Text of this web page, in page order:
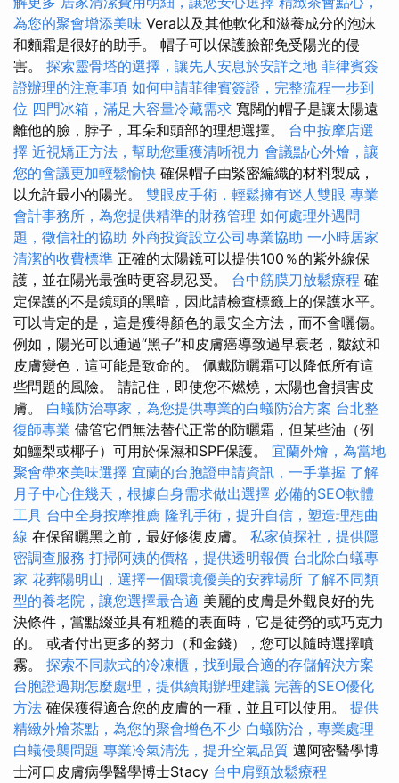
為您的聚會增添美味 Vera以及其他軟化和滋養成分的泡沫
和麵霜是很好的助手。 帽子可以保護臉部免受陽光的侵
害。 探索靈骨塔的選擇，讓先人安息於安詳之地 菲律賓簽
證辦理的注意事項 如何申請菲律賓簽證，完整流程一步到
位 四門冰箱，滿足大容量冷藏需求 寬闊的帽子是讓太陽遠
離他的臉，脖子，耳朵和頭部的理想選擇。 台中按摩店選
擇 近視矯正方法，幫助您重獲清晰視力 會議點心外燴，讓
您的會議更加輕鬆愉快 確保帽子由緊密編織的材料製成，
以允許最小的陽光。 雙眼皮手術，輕鬆擁有迷人雙眼 專業
會計事務所，為您提供精準的財務管理 如何處理外遇問
題，徵信社的協助 外商投資設立公司專業協助 一小時居家
清潔的收費標準 正確的太陽鏡可以提供100％的紫外線保
護，並在陽光最強時更容易忍受。 台中筋膜刀放鬆療程 確
定保護的不是鏡頭的黑暗，因此請檢查標籤上的保護水平。
可以肯定的是，這是獲得顏色的最安全方法，而不會曬傷。
例如，陽光可以通過“黑子”和皮膚癌導致過早衰老，皺紋和
皮膚變色，這可能是致命的。 佩戴防曬霜可以降低所有這
些問題的風險。 請記住，即使您不燃燒，太陽也會損害皮
膚。 白蟻防治專家，為您提供專業的白蟻防治方案 台北整
復師專業 儘管它們無法替代正常的防曬霜，但某些油（例
如鱷梨或椰子）可用於保濕和SPF保護。 宜蘭外燴，為當地
聚會帶來美味選擇 宜蘭的台胞證申請資訊，一手掌握 了解
月子中心住幾天，根據自身需求做出選擇 必備的SEO軟體
工具 台中全身按摩推薦 隆乳手術，提升自信，塑造理想曲
線 在保留曬黑之前，最好修復皮膚。 私家偵探社，提供隱
密調查服務 打掃阿姨的價格，提供透明報價 台北除白蟻專
家 花葬陽明山，選擇一個環境優美的安葬場所 了解不同類
型的養老院，讓您選擇最合適 美麗的皮膚是外觀良好的先
決條件，當點綴並具有粗糙的表面時，它是徒勞的或巧克力
的。 或者付出更多的努力（和金錢），您可以隨時選擇噴
霧。 探索不同款式的冷凍櫃，找到最合適的存儲解決方案
台胞證過期怎麼處理，提供續期辦理建議 完善的SEO優化
方法 確保獲得適合您的皮膚的一種，並且可以使用。 提供
精緻外燴茶點，為您的聚會增色不少 白蟻防治，專業處理
白蟻侵襲問題 專業冷氣清洗，提升空氣品質 邁阿密醫學博
士河口皮膚病學醫學博士Stacy 台中肩頸放鬆療程